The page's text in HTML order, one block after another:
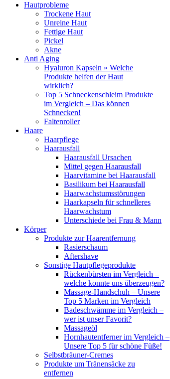
Hautprobleme
Trockene Haut
Unreine Haut
Fettige Haut
Pickel
Akne
Anti Aging
Hyaluron Kapseln » Welche
Produkte helfen der Haut
wirklich?
Top 5 Schneckenschleim Produkte
im Vergleich – Das können
Schnecken!
Faltenroller
Haare
Haarpflege
Haarausfall
Haarausfall Ursachen
Mittel gegen Haarausfall
Haarvitamine bei Haarausfall
Basilikum bei Haarausfall
Haarwachstumsstörungen
Haarkapseln für schnelleres
Haarwachstum
Unterschiede bei Frau & Mann
Körper
Produkte zur Haarentfernung
Rasierschaum
Aftershave
Sonstige Hautpflegeprodukte
Rückenbürsten im Vergleich –
welche konnte uns überzeugen?
Massage-Handschuh – Unsere
Top 5 Marken im Vergleich
Badeschwämme im Vergleich –
wer ist unser Favorit?
Massageöl
Hornhautentferner im Vergleich –
Unsere Top 5 für schöne Füße!
Selbstbräuner-Cremes
Produkte um Tränensäcke zu
entfernen